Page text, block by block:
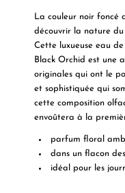
La couleur noir foncé
découvrir la nature du
Cette luxueuse eau
Black Orchid est une
originales qui ont le
et sophistiquée qui
cette composition
envoûtera à la
parfum floral
dans un flacon
idéal pour les